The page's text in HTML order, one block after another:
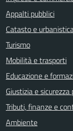
Appalti pubblici
Catasto e
Turismo
Mobilità e trasporti
Educazione e
Giustizia e sicurezza
Tributi, finanze e
Ambiente